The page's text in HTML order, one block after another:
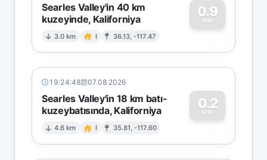
Searles Valley'in 40 km
kuzeyinde, Kaliforniya
3.0 km I 36.13, -117.47
0.9
MW
0
19:24:48 07.08.2026
Searles Valley'in 18 km batı-
kuzeybatısında, Kaliforniya
4.6 km I 35.81, -117.60
0.2
MW
0